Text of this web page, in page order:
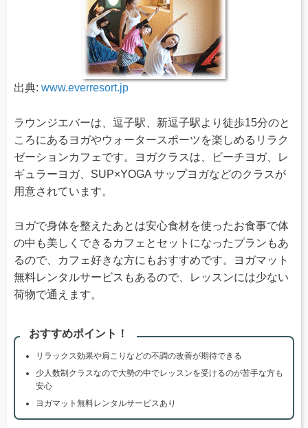
出典: www.everresort.jp
ラウンジエバーは、逗子駅、新逗子駅より徒歩15分のと
ころにあるヨガやウォータースポーツを楽しめるリラク
ゼーションカフェです。ヨガクラスは、ビーチヨガ、レ
ギュラーヨガ、SUP×YOGA サップヨガなどのクラスが
用意されています。
ヨガで身体を整えたあとは安心食材を使ったお食事で体
の中も美しくできるカフェとセットになったプランもあ
るので、カフェ好きな方にもおすすめです。ヨガマット
無料レンタルサービスもあるので、レッスンには少ない
荷物で通えます。
おすすめポイント！
リラックス効果や肩こりなどの不調の改善が期待できる
少人数制クラスなので大勢の中でレッスンを受けるのが苦手な方も
安心
ヨガマット無料レンタルサービスあり